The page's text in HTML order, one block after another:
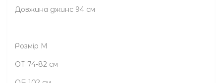
Довжина джинс 94 см
Розмір М
ОТ 74-82 см